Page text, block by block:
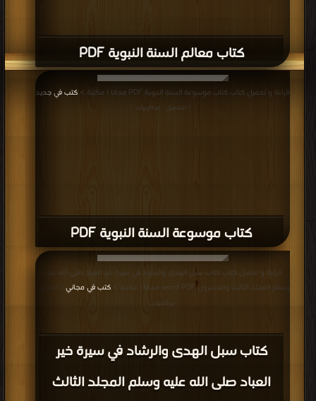
كتاب معالم السنة النبوية PDF
كتاب موسوعة السنة النبوية PDF
قراءة و تحميل كتاب كتاب موسوعة السنة النبوية PDF مجانا | مكتبة > كتب في جديد
| التحميل : مرة/مرات
كتاب سبل الهدى والرشاد في سيرة خير
العباد صلى الله عليه وسلم المجلد الثالث
قراءة و تحميل كتاب كتاب سبل الهدى والرشاد في سيرة خير العباد صلى الله عليه
وسلم المجلد الثالث والعشرون word PDF مجانا | مكتبة >
كتب في مجاني
مرة/مرات